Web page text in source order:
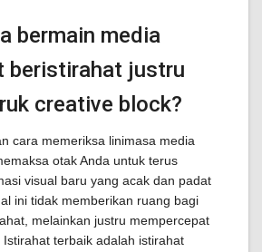
bermain media
beristirahat justru
creative block?
cara memeriksa linimasa media
otak Anda untuk terus
visual baru yang acak dan padat
ini tidak memberikan ruang bagi
melainkan justru mempercepat
terbaik adalah istirahat